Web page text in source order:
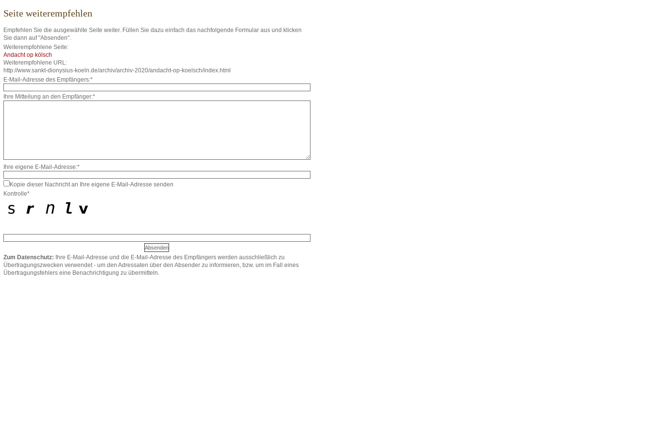
Seite weiterempfehlen
Empfehlen Sie die ausgewählte Seite weiter. Füllen Sie dazu einfach das nachfolgende Formular aus und klicken
Sie dann auf "Absenden".
Weiterempfohlene Seite:
Andacht op kölsch
Weiterempfohlene URL:
http://www.sankt-dionysius-koeln.de/archiv/archiv-2020/andacht-op-koelsch/index.html
E-Mail-Adresse des Empfängers:*
Ihre Mitteilung an den Empfänger:*
Ihre eigene E-Mail-Adresse:*
Kopie dieser Nachricht an Ihre eigene E-Mail-Adresse senden
Kontrolle*
Zum Datenschutz: Ihre E-Mail-Adresse und die E-Mail-Adresse des Empfängers werden ausschließlich zu
Übertragungszwecken verwendet - um den Adressaten über den Absender zu informieren, bzw. um im Fall eines
Übertragungsfehlers eine Benachrichtigung zu übermitteln.